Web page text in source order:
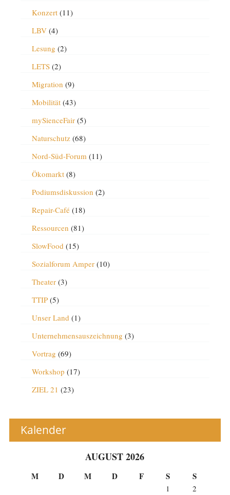
Konzert(11)
LBV(4)
Lesung (2)
LETS(2)
Migration (9)
Mobilität(43)
mySienceFair(5)
Naturschutz(68)
Nord-Süd-Forum(11)
Ökomarkt(8)
Podiumsdiskussion (2)
Repair-Café(18)
Ressourcen (81)
SlowFood (15)
Sozialforum Amper(10)
Theater(3)
TTIP(5)
Unser Land (1)
Unternehmensauszeichnung (3)
Vortrag (69)
Workshop (17)
ZIEL 21 (23)
Kalender
AUGUST 2026
M D M D F S S
1 2